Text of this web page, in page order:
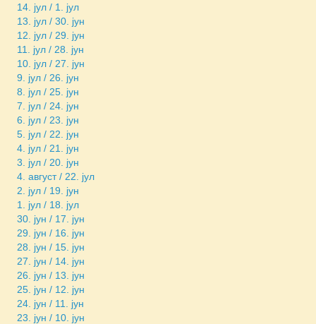
14. јул / 1. јул
13. јул / 30. јун
12. јул / 29. јун
11. јул / 28. јун
10. јул / 27. јун
9. јул / 26. јун
8. јул / 25. јун
7. јул / 24. јун
6. јул / 23. јун
5. јул / 22. јун
4. јул / 21. јун
3. јул / 20. јун
4. август / 22. јул
2. јул / 19. јун
1. јул / 18. јул
30. јун / 17. јун
29. јун / 16. јун
28. јун / 15. јун
27. јун / 14. јун
26. јун / 13. јун
25. јун / 12. јун
24. јун / 11. јун
23. јун / 10. јун